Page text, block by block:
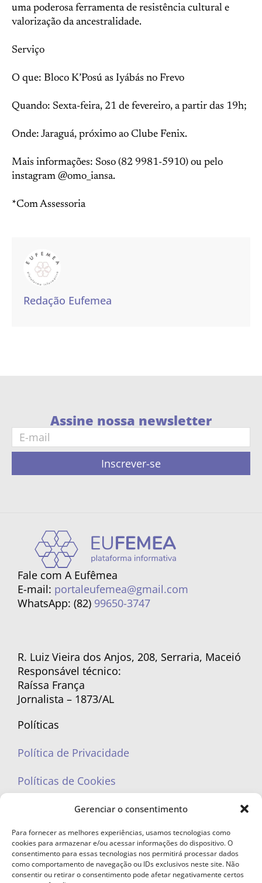
Gerenciar o consentimento
Para fornecer as melhores experiências, usamos tecnologias como
cookies para armazenar e/ou acessar informações do dispositivo. O
consentimento para essas tecnologias nos permitirá processar dados
como comportamento de navegação ou IDs exclusivos neste site. Não
consentir ou retirar o consentimento pode afetar negativamente certos
uma poderosa ferramenta de resistência cultural e
valorização da ancestralidade.
Serviço
O que: Bloco K’Posú as Iyábás no Frevo
Quando: Sexta-feira, 21 de fevereiro, a partir das 19h;
Onde: Jaraguá, próximo ao Clube Fenix.
Mais informações: Soso (82 9981-5910) ou pelo
instagram @omo_iansa.
*Com Assessoria
Redação Eufemea
Assine nossa newsletter
Inscrever-se
Fale com A Eufêmea
E-mail: portaleufemea@gmail.com
WhatsApp: (82) 99650-3747
R. Luiz Vieira dos Anjos, 208, Serraria, Maceió
Responsável técnico:
Raíssa França
Jornalista – 1873/AL
Políticas
Política de Privacidade
Políticas de Cookies
portaleufemea@gmail.com